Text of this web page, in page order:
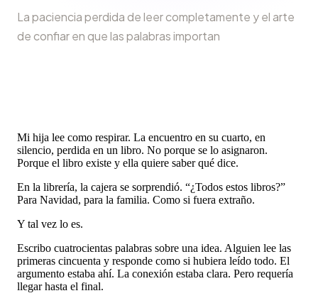
La paciencia perdida de leer completamente y el arte
de confiar en que las palabras importan
Mi hija lee como respirar. La encuentro en su cuarto, en
silencio, perdida en un libro. No porque se lo asignaron.
Porque el libro existe y ella quiere saber qué dice.
En la librería, la cajera se sorprendió. “¿Todos estos libros?”
Para Navidad, para la familia. Como si fuera extraño.
Y tal vez lo es.
Escribo cuatrocientas palabras sobre una idea. Alguien lee las
primeras cincuenta y responde como si hubiera leído todo. El
argumento estaba ahí. La conexión estaba clara. Pero requería
llegar hasta el final.